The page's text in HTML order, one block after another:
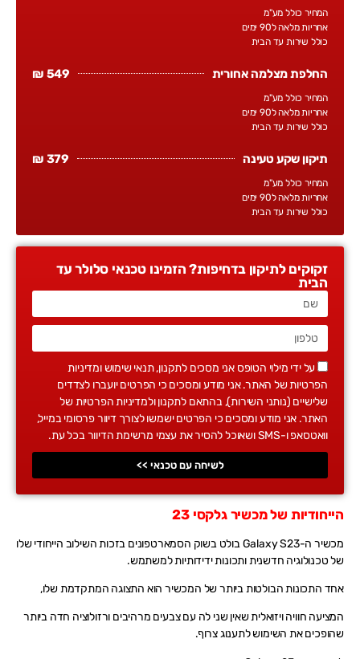
המחיר כולל מע"מ
אחריות מלאה ל90 ימים
כולל שירות עד הבית
החלפת מצלמה אחורית 549 ₪
המחיר כולל מע"מ
אחריות מלאה ל90 ימים
כולל שירות עד הבית
תיקון שקע טעינה 379 ₪
המחיר כולל מע"מ
אחריות מלאה ל90 ימים
כולל שירות עד הבית
זקוקים לתיקון בדחיפות? הזמינו טכנאי סלולר עד
הבית
על ידי מילוי הטופס אני מסכים לתקנון, תנאי שימוש ומדיניות
הפרטיות של האתר. אני מודע ומסכים כי הפרטים יועברו לצדדים
שלישיים (נותני השירות), בהתאם לתקנון ולמדיניות הפרטיות של
האתר. אני מודע ומסכים כי הפרטים ישמשו לצורך דיוור פרסומי במייל,
וואטסאפ ו-SMS ושאוכל להסיר את עצמי מרשימת הדיוור בכל עת.
לשיחה עם טכנאי >>
הייחודיות של מכשיר גלקסי 23
מכשיר ה-Galaxy S23 בולט בשוק הסמארטפונים בזכות השילוב הייחודי שלו
של טכנולוגיה חדשנית ותכונות ידידותיות למשתמש.
אחד התכונות הבולטות ביותר של המכשיר הוא התצוגה המתקדמת שלו,
המציעה חוויה ויזואלית שאין שני לה עם צבעים מרהיבים ורזולוציה חדה ביותר
שהופכים את השימוש לתענוג צרוף.